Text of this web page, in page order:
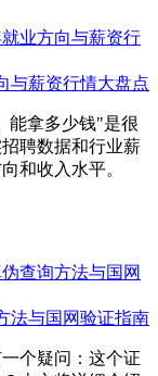
与薪资行情大盘点
能拿多少钱"是很
聘数据和行业薪
和收入水平。
法与国网验证指南
个疑问：这个证